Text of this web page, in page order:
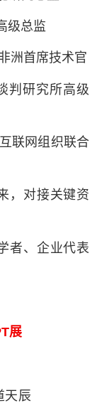
级总监
洲首席技术官
判研究所高级
联网组织联合
，对接关键资
者、企业代表
展
天辰